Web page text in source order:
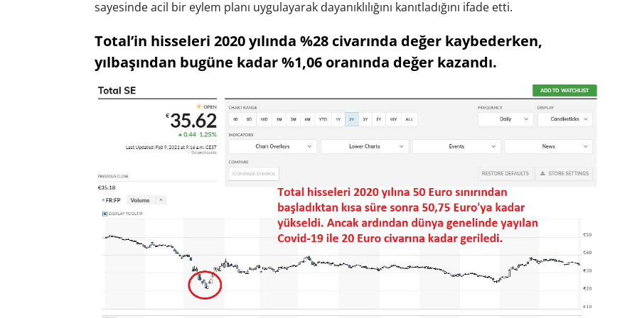
sayesinde acil bir eylem planı uygulayarak dayanıklılığını kanıtladığını ifade etti.
Total’in hisseleri 2020 yılında %28 civarında değer kaybederken,
yılbaşından bugüne kadar %1,06 oranında değer kazandı.